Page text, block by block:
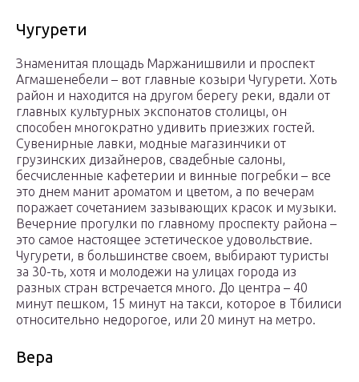
Чугурети
Знаменитая площадь Маржанишвили и проспект
Агмашенебели – вот главные козыри Чугурети. Хоть
район и находится на другом берегу реки, вдали от
главных культурных экспонатов столицы, он
способен многократно удивить приезжих гостей.
Сувенирные лавки, модные магазинчики от
грузинских дизайнеров, свадебные салоны,
бесчисленные кафетерии и винные погребки – все
это днем манит ароматом и цветом, а по вечерам
поражает сочетанием зазывающих красок и музыки.
Вечерние прогулки по главному проспекту района –
это самое настоящее эстетическое удовольствие.
Чугурети, в большинстве своем, выбирают туристы
за 30-ть, хотя и молодежи на улицах города из
разных стран встречается много. До центра – 40
минут пешком, 15 минут на такси, которое в Тбилиси
относительно недорогое, или 20 минут на метро.
Вера